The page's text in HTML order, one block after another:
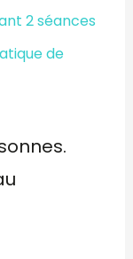
2 séances
de